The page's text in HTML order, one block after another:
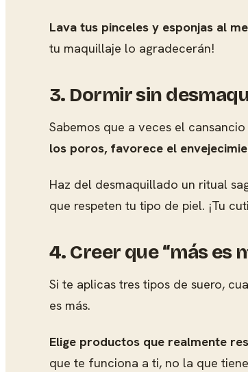
Lava tus pinceles y esponjas al
tu maquillaje lo agradecerán!
3. Dormir sin
Sabemos que a veces el
los poros, favorece el
Haz del desmaquillado un ritual
que respeten tu tipo de piel. ¡Tu
4. Creer que “más es
Si te aplicas tres tipos de suero,
es más.
Elige productos que realmente
que te funciona a ti, no la que